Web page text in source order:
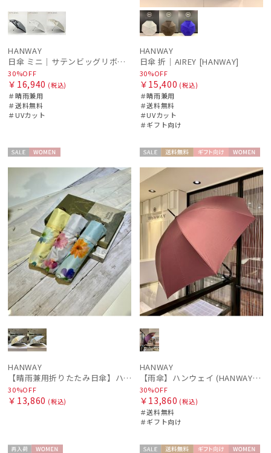
HANWAY
日傘 ミニ｜サテンビッグリボン [HANWAY]
30%OFF
￥16,940 (税込)
＃晴雨兼用
＃送料無料
＃UVカット
HANWAY
日傘 折｜AIREY [HANWAY]
30%OFF
￥15,400 (税込)
＃晴雨兼用
＃送料無料
＃UVカット
＃ギフト向け
HANWAY
【晴雨兼用折りたたみ日傘】ハンウェイ (HANWAY) Dignified -凛とした- 雨の日OK 軽量 一級遮光 遮熱 UV 晴雨兼用暑さ対策、紫外線対策、親骨：～50cm
30%OFF
￥13,860 (税込)
ル
N
HANWAY
【雨傘】ハンウェイ (HANWAY) 日本製
30%OFF
￥13,860 (税込)
＃送料無料
＃ギフト向け